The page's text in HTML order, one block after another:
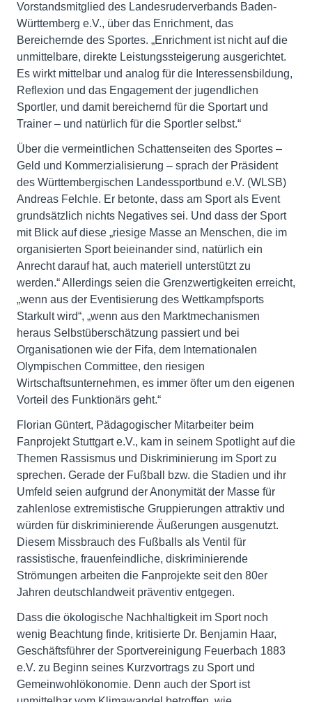
Vorstandsmitglied des Landesruderverbands Baden-
Württemberg e.V., über das Enrichment, das
Bereichernde des Sportes. „Enrichment ist nicht auf die
unmittelbare, direkte Leistungssteigerung ausgerichtet.
Es wirkt mittelbar und analog für die Interessensbildung,
Reflexion und das Engagement der jugendlichen
Sportler, und damit bereichernd für die Sportart und
Trainer – und natürlich für die Sportler selbst.“
Über die vermeintlichen Schattenseiten des Sportes –
Geld und Kommerzialisierung – sprach der Präsident
des Württembergischen Landessportbund e.V. (WLSB)
Andreas Felchle. Er betonte, dass am Sport als Event
grundsätzlich nichts Negatives sei. Und dass der Sport
mit Blick auf diese „riesige Masse an Menschen, die im
organisierten Sport beieinander sind, natürlich ein
Anrecht darauf hat, auch materiell unterstützt zu
werden.“ Allerdings seien die Grenzwertigkeiten erreicht,
„wenn aus der Eventisierung des Wettkampfsports
Starkult wird“, „wenn aus den Marktmechanismen
heraus Selbstüberschätzung passiert und bei
Organisationen wie der Fifa, dem Internationalen
Olympischen Committee, den riesigen
Wirtschaftsunternehmen, es immer öfter um den eigenen
Vorteil des Funktionärs geht.“
Florian Güntert, Pädagogischer Mitarbeiter beim
Fanprojekt Stuttgart e.V., kam in seinem Spotlight auf die
Themen Rassismus und Diskriminierung im Sport zu
sprechen. Gerade der Fußball bzw. die Stadien und ihr
Umfeld seien aufgrund der Anonymität der Masse für
zahlenlose extremistische Gruppierungen attraktiv und
würden für diskriminierende Äußerungen ausgenutzt.
Diesem Missbrauch des Fußballs als Ventil für
rassistische, frauenfeindliche, diskriminierende
Strömungen arbeiten die Fanprojekte seit den 80er
Jahren deutschlandweit präventiv entgegen.
Dass die ökologische Nachhaltigkeit im Sport noch
wenig Beachtung finde, kritisierte Dr. Benjamin Haar,
Geschäftsführer der Sportvereinigung Feuerbach 1883
e.V. zu Beginn seines Kurzvortrags zu Sport und
Gemeinwohlökonomie. Denn auch der Sport ist